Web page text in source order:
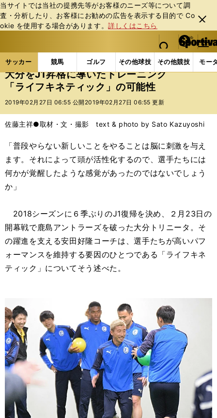
当サイトでは当社の提携先等がお客様のニーズ等について調
査・分析したり、お客様にお勧めの広告を表⽰する⽬的で Co
okie を使⽤する場合があります。詳しくはこちら
閉じ
る
web Sportiva (webスポルティーバ)
検索
マイペ
ー
ジ
メニュ
サッカー 競馬 ゴルフ その他球技 その他競技 モー
ス
ポ
ル
バ
サッカーの記事一覧 Jリーグ他 Jリーグ 大分を
大分をJ1昇格に導いたトレーニング
「ライフキネティック」の可能性
2019年02月27日 06:55 公開 2019年02月27日 06:55 更新
佐藤主祥●取材・文・撮影 text & photo by Sato Kazuyoshi
「普段やらない新しいことをやることは脳に刺激を与え
ます。それによって頭が活性化するので、選手たちには
何かが覚醒したような感覚があったのではないでしょう
か」
2018シーズンに６季ぶりのJ1復帰を決め、２月23日の
開幕戦で鹿島アントラーズを破った大分トリニータ。そ
の躍進を支える安田好隆コーチは、選手たちが高いパフ
ォーマンスを維持する要因のひとつである「ライフキネ
ティック」についてそう述べた。